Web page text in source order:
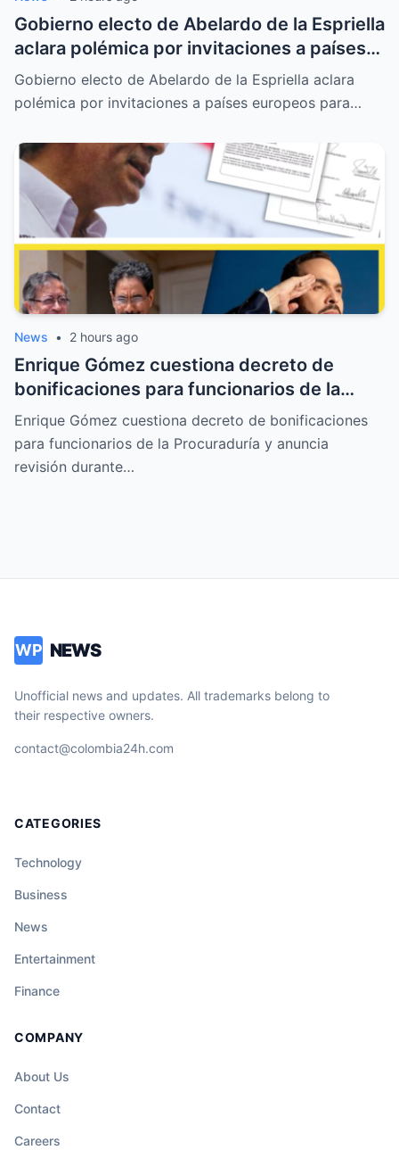
Gobierno electo de Abelardo de la Espriella
aclara polémica por invitaciones a países
europeos para la posesión presidencial
Gobierno electo de Abelardo de la Espriella aclara
polémica por invitaciones a países europeos para…
News • 2 hours ago
Enrique Gómez cuestiona decreto de
bonificaciones para funcionarios de la
Procuraduría y anuncia revisión durante el
nuevo Gobierno
Enrique Gómez cuestiona decreto de bonificaciones
para funcionarios de la Procuraduría y anuncia
revisión durante…
WP NEWS
Unofficial news and updates. All trademarks belong to
their respective owners.
contact@colombia24h.com
CATEGORIES
Technology
Business
News
Entertainment
Finance
COMPANY
About Us
Contact
Careers